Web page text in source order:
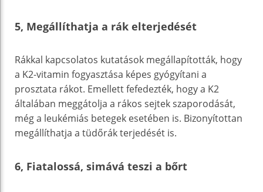
5, Megállíthatja a rák elterjedését
Rákkal kapcsolatos kutatások megállapították, hogy
a K2-vitamin fogyasztása képes gyógyítani a
prosztata rákot. Emellett fefedezték, hogy a K2
általában meggátolja a rákos sejtek szaporodását,
még a leukémiás betegek esetében is. Bizonyítottan
megállíthatja a tüdőrák terjedését is.
6, Fiatalossá, simává teszi a bőrt